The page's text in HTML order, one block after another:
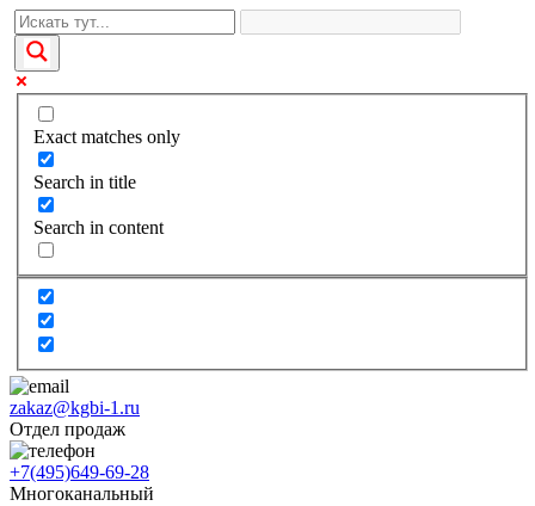
Exact matches only
Search in title
Search in content
zakaz@kgbi-1.ru
Отдел продаж
+7(495)649-69-28
Многоканальный